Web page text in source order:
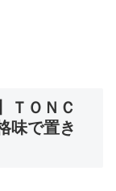
ＴＯＮＣ
味で置き